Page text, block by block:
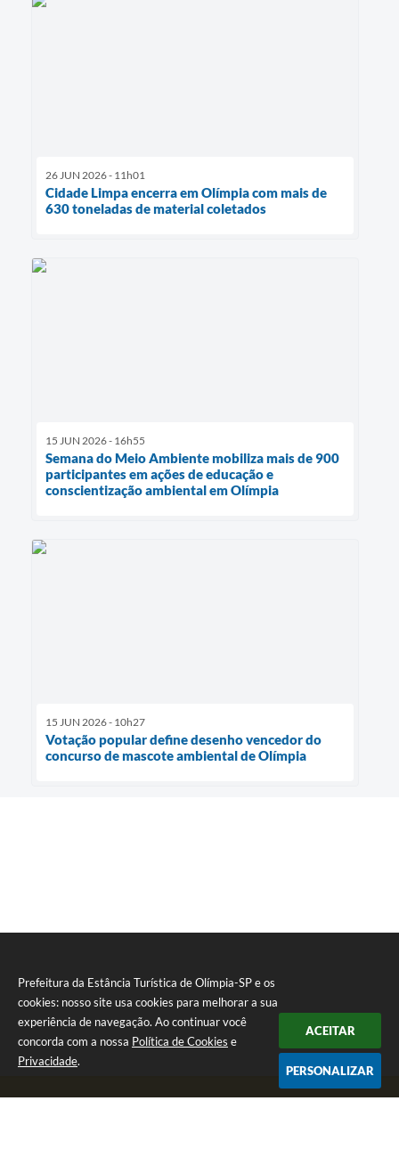
Prefeitura da Estância Turística de Olímpia-SP e os
cookies: nosso site usa cookies para melhorar a sua
experiência de navegação. Ao continuar você
concorda com a nossa Política de Cookies e
Privacidade.
ACEITAR
PERSONALIZAR
26 JUN 2026 - 11h01
Cidade Limpa encerra em Olímpia com mais de
630 toneladas de material coletados
15 JUN 2026 - 16h55
Semana do Meio Ambiente mobiliza mais de 900
participantes em ações de educação e
conscientização ambiental em Olímpia
15 JUN 2026 - 10h27
Votação popular define desenho vencedor do
concurso de mascote ambiental de Olímpia